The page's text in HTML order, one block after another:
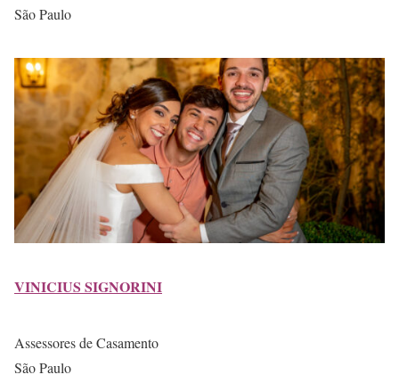
São Paulo
VINICIUS SIGNORINI
Assessores de Casamento
São Paulo